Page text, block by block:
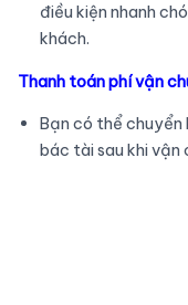
điều kiện nhanh
khách.
Thanh toán phí vận
Bạn có thể
bác tài sau khi vận